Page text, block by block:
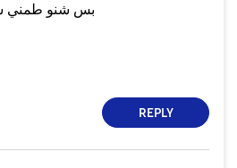
بس شنو طمني
REPLY